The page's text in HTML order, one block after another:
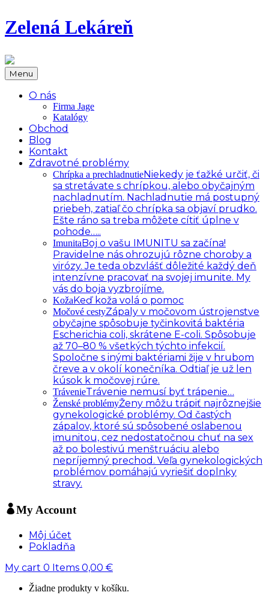
Zelená Lekáreň
Menu
O nás
Firma Jage
Katalógy
Obchod
Blog
Kontakt
Zdravotné problémy
Chrípka a prechladnutieNiekedy je ťažké určiť, či
sa stretávate s chrípkou, alebo obyčajným
nachladnutím. Nachladnutie má postupný
priebeh, zatiaľ čo chrípka sa objaví prudko.
Ešte ráno sa treba môžete cítiť úplne v
pohode…..
ImunitaBoj o vašu IMUNITU sa začína!
Pravidelne nás ohrozujú rôzne choroby a
virózy. Je teda obzvlášť dôležité každý deň
intenzívne pracovať na svojej imunite. My
vás do boja vyzbrojíme.
KožaKeď koža volá o pomoc
Močové cestyZápaly v močovom ústrojenstve
obyčajne spôsobuje tyčinkovitá baktéria
Escherichia coli, skrátene E-coli. Spôsobuje
až 70–80 % všetkých týchto infekcií.
Spoločne s inými baktériami žije v hrubom
čreve a v okolí konečníka. Odtiaľ je už len
kúsok k močovej rúre.
TrávenieTrávenie nemusí byť trápenie…
Ženské problémyŽeny môžu trápiť najrôznejšie
gynekologické problémy. Od častých
zápalov, ktoré sú spôsobené oslabenou
imunitou, cez nedostatočnou chuť na sex
až po bolestivú menštruáciu alebo
nepríjemný prechod. Veľa gynekologických
problémov pomáhajú vyriešiť doplnky
stravy.
My Account
Môj účet
Pokladňa
My cart 0 Items 0,00 €
Žiadne produkty v košíku.